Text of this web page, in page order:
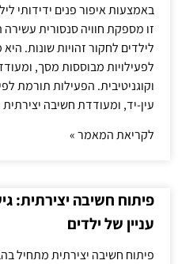
באמצעות איפור פנים ידידותי
זו מספקת חוויה סנסורית
לילדים לחקור זהויות שונות.
לפעילויות מבוססות מסך,
וקוגניטיבית. הפעילות תורמת
עין-יד, ומעודדת חשיבה יצירתית
לקריאת המאמר »
פיתוח חשיבה יצירתית:
עניין של ילדים
פיתוח חשיבה יצירתית מתחיל